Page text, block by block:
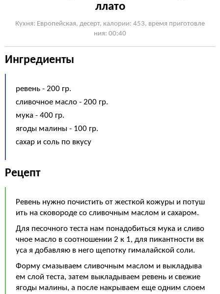
ллато
Кухня: Европейская, десерт, калории: 453, время приготовле
ния: 00:40
Ингредиенты
ревень - 200 гр.
сливочное масло - 200 гр.
мука - 400 гр.
ягоды малины - 100 гр.
сахар и соль по вкусу
Рецепт
Ревень нужно почистить от жесткой кожуры и потуш
ить на сковороде со сливочным маслом и сахаром.
Для песочного теста нам понадобиться мука и сливо
чное масло в соотношении 2 к 1, для пикантности вк
уса я добавляю в него щепотку гималайской соли.
Форму смазываем сливочным маслом и выкладыва
ем слой теста, затем выкладываем ревень и свежие
ягоды малины, а после накрываем еще одним слоем